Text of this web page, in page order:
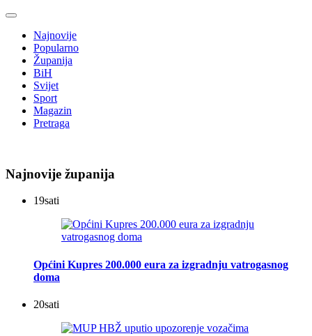
Najnovije
Popularno
Županija
BiH
Svijet
Sport
Magazin
Pretraga
Najnovije županija
19sati
Općini Kupres 200.000 eura za izgradnju vatrogasnog
doma
20sati